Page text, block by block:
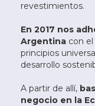
revestimientos.
En 2017 nos
Argentina con
principios
desarrollo
A partir de allí,
negocio en la